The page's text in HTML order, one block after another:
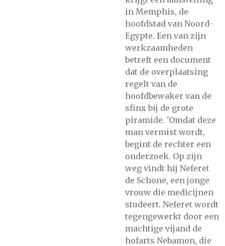
in Memphis, de
hoofdstad van Noord-
Egypte. Een van zijn
werkzaamheden
betreft een document
dat de overplaatsing
regelt van de
hoofdbewaker van de
sfinx bij de grote
piramide. 'Omdat deze
man vermist wordt,
begint de rechter een
onderzoek. Op zijn
weg vindt hij Neferet
de Schone, een jonge
vrouw die medicijnen
studeert. Neferet wordt
tegengewerkt door een
machtige vijand de
hofarts Nebamon, die